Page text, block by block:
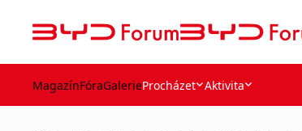
MagazínFóraGalerieProcházet Aktivita